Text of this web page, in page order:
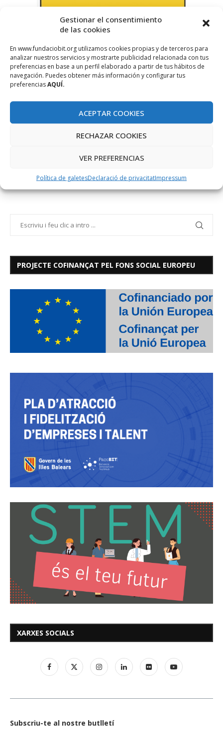
Gestionar el consentimiento
de las cookies
En www.fundaciobit.org utilizamos cookies propias y de terceros para
analizar nuestros servicios y mostrarte publicidad relacionada con tus
preferencias en base a un perfil elaborado a partir de tus hábitos de
navegación. Puedes obtener más información y configurar tus
preferenciasAQUÍ.
ACEPTAR COOKIES
RECHAZAR COOKIES
VER PREFERENCIAS
Política de galetesDeclaració de privacitatImpressum
AVANZA GESTOLI
PROJECTE COFINANÇAT PEL FONS SOCIAL EUROPEU
XARXES SOCIALS
Subscriu-te al nostre butlletí